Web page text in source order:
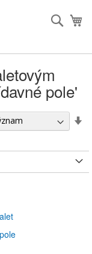
pole'